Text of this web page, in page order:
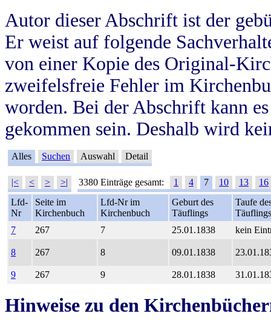
Autor dieser Abschrift ist der
Er weist auf folgende
von einer Kopie des Original-
zweifelsfreie Fehler im
worden. Bei der Abschrift kann
gekommen sein. Deshalb wird
Alles Suchen Auswahl Detail
|< < > >| 3380 Einträge gesamt: 1 4 7 10 13
16
Lfd-
Nr
Seite im
Kirchenbuch
Lfd-Nr im
Kirchenbuch
Geburt des
Täuflings
Taufe
Täuflings
7
267 7 25.01.1838 kein
8 267 8 09.01.1838
9 267 9 28.01.1838
Hinweise zu den